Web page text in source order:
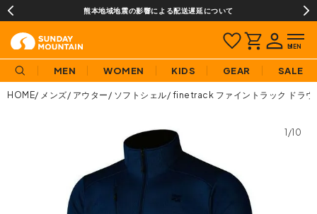
熊本地域地震の影響による配送遅延について
MEN WOMEN KIDS GEAR SALE
HOME メンズ アウター ソフトシェル finetrack ファイントラック ドラウ
1/10